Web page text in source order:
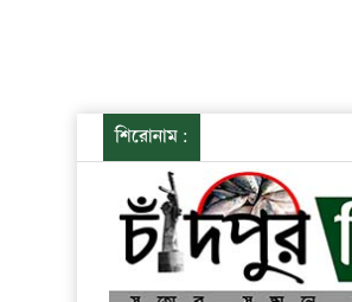
শিরোনাম: